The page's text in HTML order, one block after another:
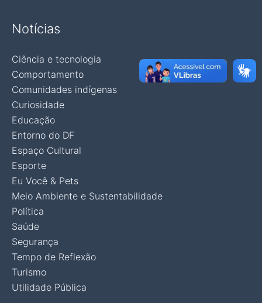
Notícias
Ciência e tecnologia
Comportamento
Comunidades indígenas
Curiosidade
Educação
Entorno do DF
Espaço Cultural
Esporte
Eu Você & Pets
Meio Ambiente e Sustentabilidade
Política
Saúde
Segurança
Tempo de Reflexão
Turismo
Utilidade Pública